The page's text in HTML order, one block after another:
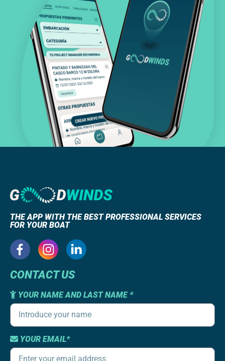
THE APP WITH THE BEST PROFESSIONAL SERVICES
FOR YOUR BOAT
CONTACT US
YOUR NAME AND LAST NAME *
YOUR EMAIL*